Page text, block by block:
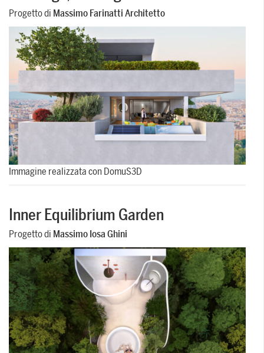
Progetto di Massimo Farinatti Architetto
Immagine realizzata con DomuS3D
Inner Equilibrium Garden
Progetto di Massimo Iosa Ghini